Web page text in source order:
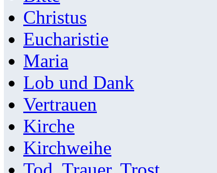
Christus
Eucharistie
Maria
Lob und Dank
Vertrauen
Kirche
Kirchweihe